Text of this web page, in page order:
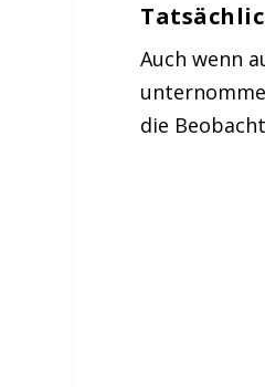
Auch wenn
die